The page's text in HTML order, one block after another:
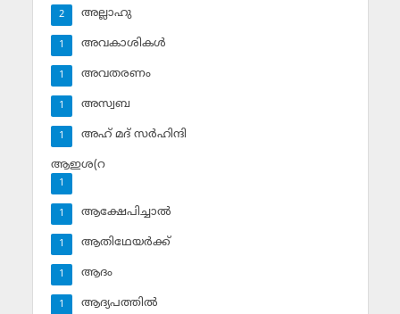
അല്ലാഹു
2
അവകാശികള്‍
1
അവതരണം
1
അസ്വബ
1
അഹ് മദ് സര്‍ഹിന്ദി
1
ആഇശ(റ
1
ആക്ഷേപിച്ചാല്‍
1
ആതിഥേയര്‍ക്ക്
1
ആദം
1
ആദ്യപത്തില്‍
1